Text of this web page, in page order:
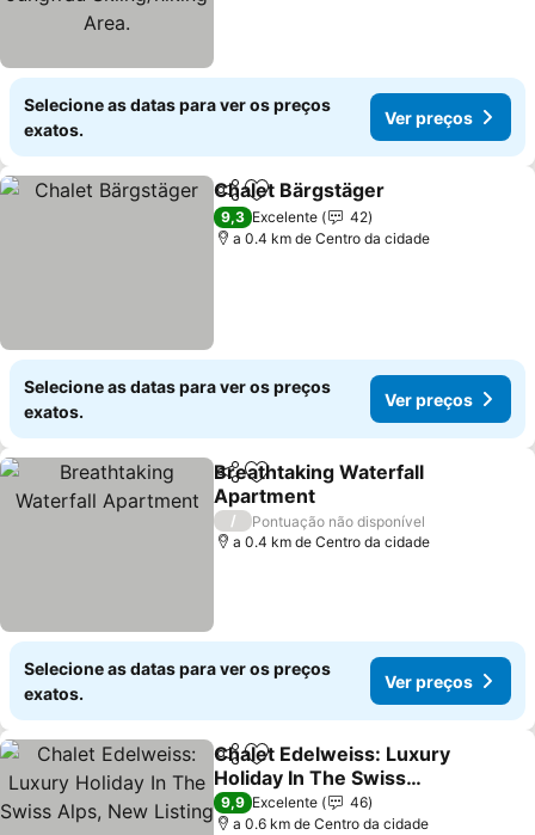
Selecione as datas para ver os preços
exatos.
Ver preços
PartilharAdicionar aos favoritos
Chalet Bärgstäger
9,3 Excelente
42
a 0.4 km de Centro da cidade
Selecione as datas para ver os preços
exatos.
Ver preços
PartilharAdicionar aos favoritos
Breathtaking Waterfall
Apartment
Ver preços
/
Pontuação não disponível
a 0.4 km de Centro da cidade
Selecione as datas para ver os preços
exatos.
Ver preços
PartilharAdicionar aos favoritos
Chalet Edelweiss: Luxury
Holiday In The Swiss
Alps, New Listing
Ver preços
9,9 Excelente
46
a 0.6 km de Centro da cidade